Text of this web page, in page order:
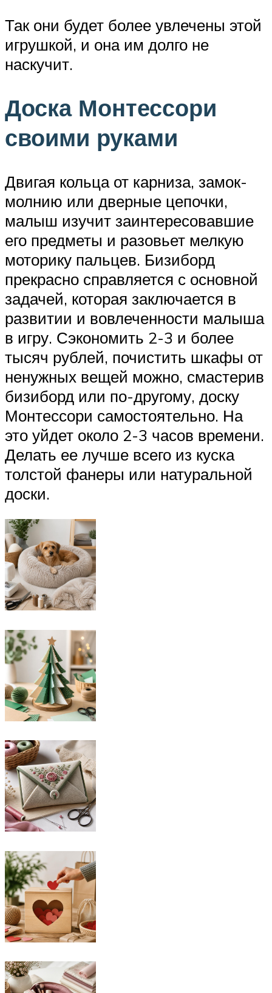
Так они будет более увлечены этой
игрушкой, и она им долго не
наскучит.
Доска Монтессори
своими руками
Двигая кольца от карниза, замок-
молнию или дверные цепочки,
малыш изучит заинтересовавшие
его предметы и разовьет мелкую
моторику пальцев. Бизиборд
прекрасно справляется с основной
задачей, которая заключается в
развитии и вовлеченности малыша
в игру. Сэкономить 2-3 и более
тысяч рублей, почистить шкафы от
ненужных вещей можно, смастерив
бизиборд или по-другому, доску
Монтессори самостоятельно. На
это уйдет около 2-3 часов времени.
Делать ее лучше всего из куска
толстой фанеры или натуральной
доски.